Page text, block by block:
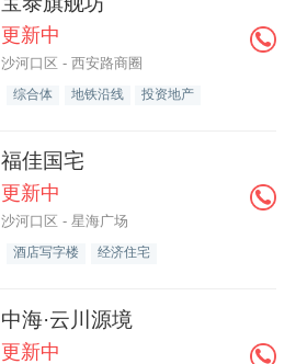
更新中
沙河口区 - 西安路商圈
综合体 地铁沿线 投资地产
福佳国宅
更新中
沙河口区 - 星海广场
酒店写字楼 经济住宅
中海·云川源境
更新中